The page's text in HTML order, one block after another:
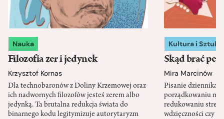
Nauka
Filozofia zer i jedynek
Krzysztof Kornas
Dla technobaronów z Doliny Krzemowej oraz
ich nadwornych filozofów jesteś zerem albo
jedynką. Ta brutalna redukcja świata do
binarnego kodu legitymizuje autorytaryzm
Kultura i Sztuka
Skąd brać
Mira Marcinów
Pisanie dziennika
porządkowaniu
redukowaniu
wdzięczności czy